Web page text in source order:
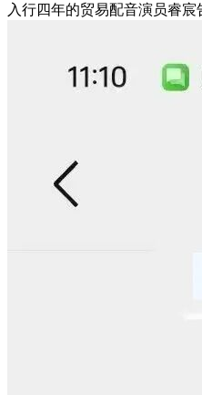
入行四年的贸易配音演员睿宸